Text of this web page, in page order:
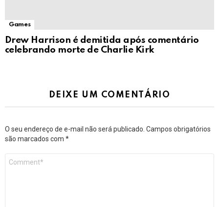
Games
Drew Harrison é demitida após comentário
celebrando morte de Charlie Kirk
DEIXE UM COMENTÁRIO
O seu endereço de e-mail não será publicado. Campos obrigatórios
são marcados com *